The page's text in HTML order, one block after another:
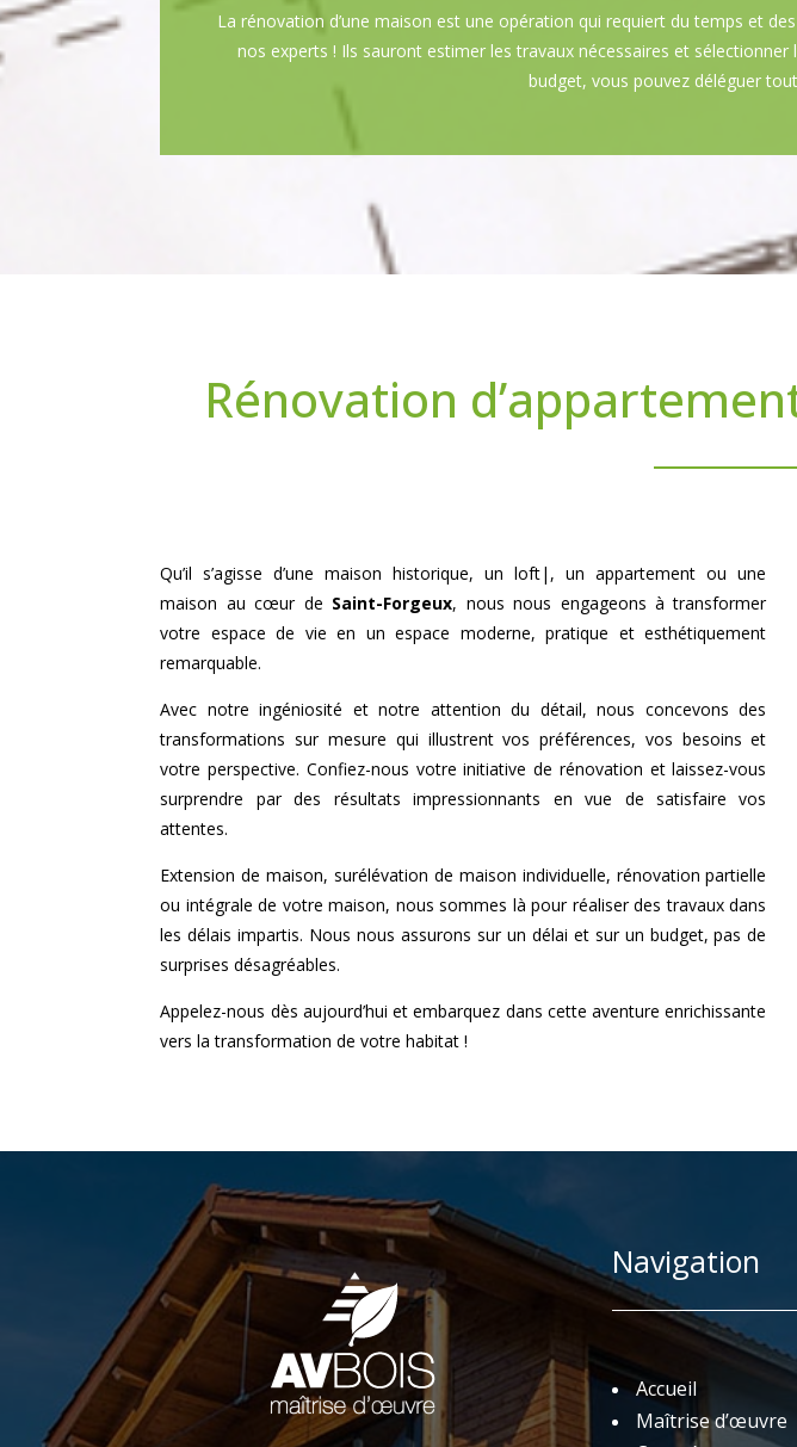
La rénovation d’une maison est une opération qui requiert du temps et
nos experts ! Ils sauront estimer les travaux nécessaires et
budget, vous pouvez déléguer
Rénovation
Qu’il s’agisse d’une maison historique, un loft|, un appartement ou une
maison au cœur de Saint-Forgeux, nous nous engageons à transformer
votre espace de vie en un espace moderne, pratique et esthétiquement
remarquable.
Avec notre ingéniosité et notre attention du détail, nous concevons des
transformations sur mesure qui illustrent vos préférences, vos besoins et
votre perspective. Confiez-nous votre initiative de rénovation et laissez-vous
surprendre par des résultats impressionnants en vue de satisfaire vos
attentes.
Extension de maison, surélévation de maison individuelle, rénovation partielle
ou intégrale de votre maison, nous sommes là pour réaliser des travaux dans
les délais impartis. Nous nous assurons sur un délai et sur un budget, pas de
surprises désagréables.
Appelez-nous dès aujourd’hui et embarquez dans cette aventure enrichissante
vers la transformation de votre habitat !
Navigation
Accueil
Maîtrise d’œuvre